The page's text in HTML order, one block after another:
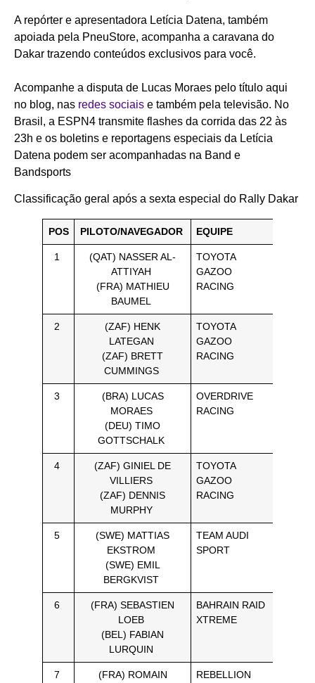
A repórter e apresentadora Letícia Datena, também
apoiada pela PneuStore, acompanha a caravana do
Dakar trazendo conteúdos exclusivos para você.
Acompanhe a disputa de Lucas Moraes pelo título aqui
no blog, nas redes sociais e também pela televisão. No
Brasil, a ESPN4 transmite flashes da corrida das 22 às
23h e os boletins e reportagens especiais da Letícia
Datena podem ser acompanhadas na Band e
Bandsports
Classificação geral após a sexta especial do Rally Dakar
POS PILOTO/NAVEGADOR EQUIPE
1
(QAT) NASSER AL-
ATTIYAH
(FRA) MATHIEU
BAUMEL
TOYOTA
GAZOO
RACING
2
(ZAF) HENK
LATEGAN
(ZAF) BRETT
CUMMINGS
TOYOTA
GAZOO
RACING
3
(BRA) LUCAS
MORAES
(DEU) TIMO
GOTTSCHALK
OVERDRIVE
RACING
4
(ZAF) GINIEL DE
VILLIERS
(ZAF) DENNIS
MURPHY
TOYOTA
GAZOO
RACING
5
(SWE) MATTIAS
EKSTROM
(SWE) EMIL
BERGKVIST
TEAM AUDI
SPORT
6
(FRA) SEBASTIEN
LOEB
(BEL) FABIAN
LURQUIN
BAHRAIN RAID
XTREME
7
(FRA) ROMAIN
REBELLION